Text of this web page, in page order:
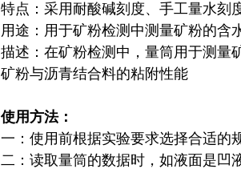
特点：采用耐酸碱刻度、手工量水刻
用途：用于矿粉检测中测量矿粉的含
描述：在矿粉检测中，量筒用于测量
矿粉与沥青结合料的粘附性能‌
使用方法：
一：使用前根据实验要求选择合适的
二：读取量筒的数据时，如液面是凹